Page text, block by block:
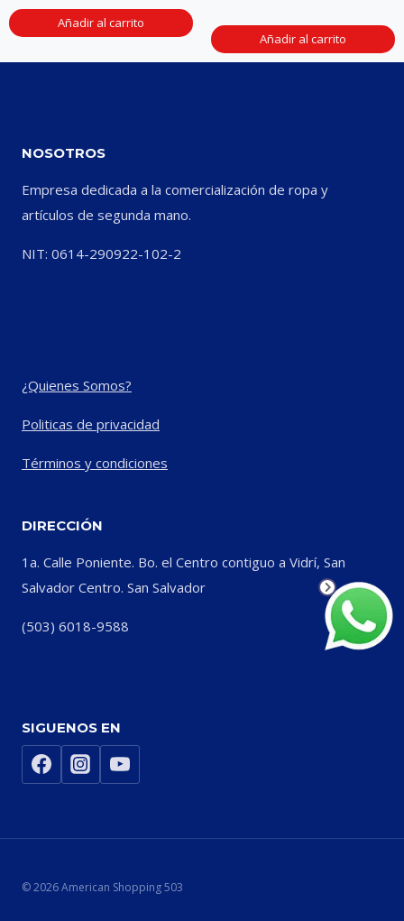
Añadir al carrito
Añadir al carrito
NOSOTROS
Empresa dedicada a la comercialización de ropa y
artículos de segunda mano.
NIT: 0614-290922-102-2
¿Quienes Somos?
Politicas de privacidad
Términos y condiciones
DIRECCIÓN
1a. Calle Poniente. Bo. el Centro contiguo a Vidrí, San
Salvador Centro. San Salvador
(503) 6018-9588
SIGUENOS EN
© 2026 American Shopping 503